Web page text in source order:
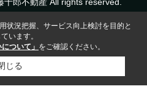
郎不動産 All rights reserved.
状況把握、サービス向上検討を目的と
います。
ついて」 をご確認ください。
じる